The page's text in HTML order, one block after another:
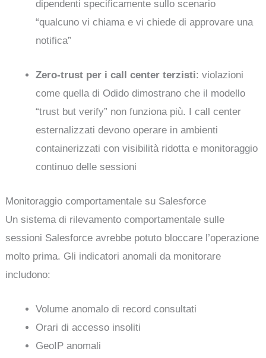
dipendenti specificamente sullo scenario
“qualcuno vi chiama e vi chiede di approvare una
notifica”
Zero-trust per i call center terzisti: violazioni
come quella di Odido dimostrano che il modello
“trust but verify” non funziona più. I call center
esternalizzati devono operare in ambienti
containerizzati con visibilità ridotta e monitoraggio
continuo delle sessioni
Monitoraggio comportamentale su Salesforce
Un sistema di rilevamento comportamentale sulle
sessioni Salesforce avrebbe potuto bloccare l’operazione
molto prima. Gli indicatori anomali da monitorare
includono:
Volume anomalo di record consultati
Orari di accesso insoliti
GeoIP anomali